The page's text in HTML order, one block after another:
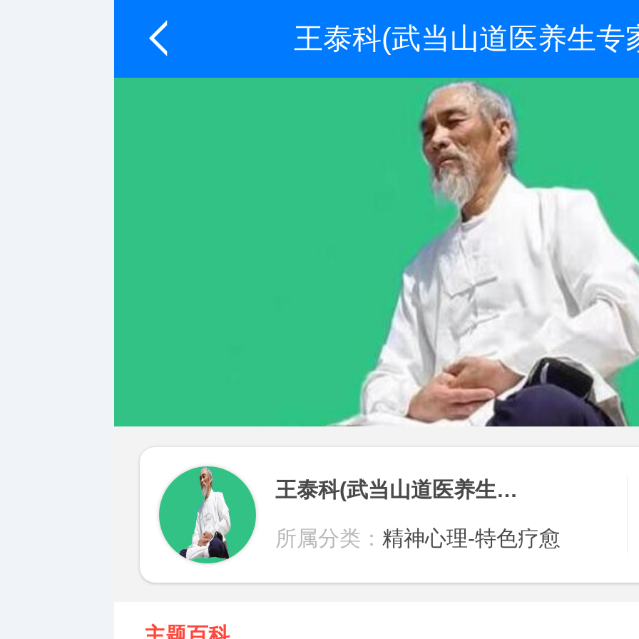
王泰科(武当山道医养生专
王泰科(武当山道医养生专家)
所属分类：精神心理-特色疗愈